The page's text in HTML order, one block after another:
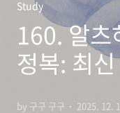
Study
160. 알츠
정복: 최
작용까지
by 구구 구구 2025. 12.